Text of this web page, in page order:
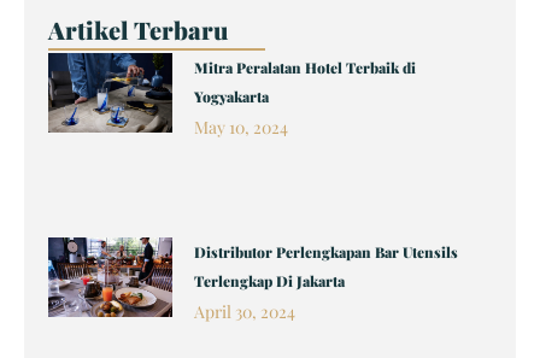
Artikel Terbaru
Mitra Peralatan Hotel Terbaik di
Yogyakarta
May 10, 2024
Distributor Perlengkapan Bar Utensils
Terlengkap Di Jakarta
April 30, 2024
PagePagePagePagePage